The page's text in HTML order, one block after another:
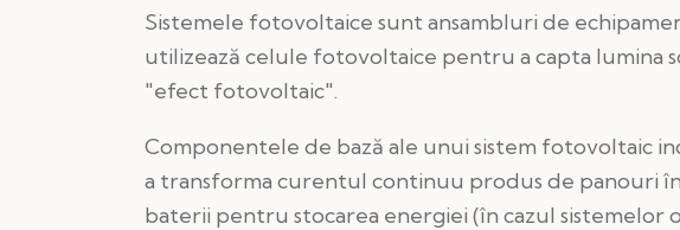
Sistemele fotovoltaice sunt ansambluri de
utilizează celule fotovoltaice pentru a capta lumina
"efect fotovoltaic".
Componentele de bază ale unui sistem fotovoltaic
a transforma curentul continuu produs de panouri
baterii pentru stocarea energiei (în cazul